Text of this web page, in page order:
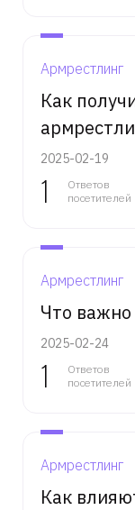
Армрестлинг
Как
2025-02-19
1
Ответов
посетителей
Армрестлинг
Что важно
2025-02-24
1
Ответов
посетителей
Армрестлинг
Как